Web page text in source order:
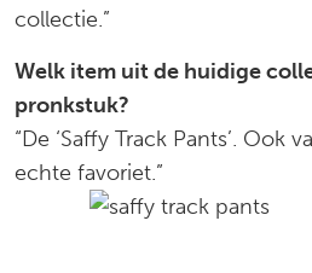
collectie.”
Welk item uit de huidige
pronkstuk?
“De ‘Saffy Track Pants’. Ook
echte favoriet.”